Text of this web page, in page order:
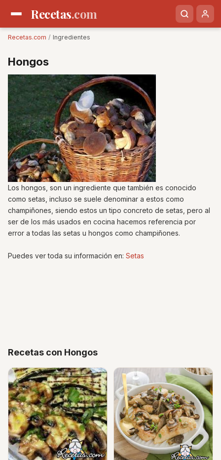
Recetas.com
Recetas.com / Ingredientes
Hongos
Los hongos, son un ingrediente que también es conocido
como setas, incluso se suele denominar a estos como
champiñones, siendo estos un tipo concreto de setas, pero al
ser de los más usados en cocina hacemos referencia por
error a todas las setas u hongos como champiñones.
Puedes ver toda su información en: Setas
Recetas con Hongos